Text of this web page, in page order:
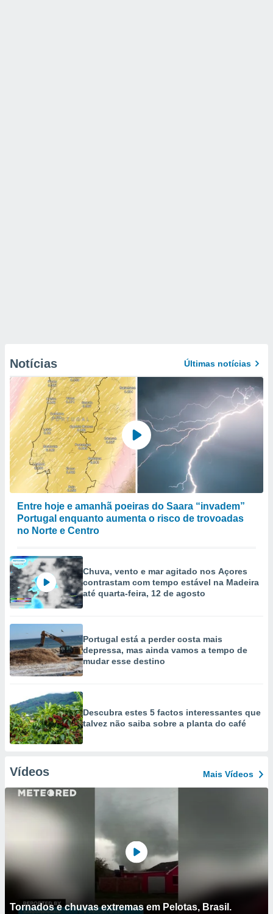
Notícias Últimas notícias
Entre hoje e amanhã poeiras do Saara “invadem”
Portugal enquanto aumenta o risco de trovoadas
no Norte e Centro
Chuva, vento e mar agitado nos Açores
contrastam com tempo estável na Madeira
até quarta-feira, 12 de agosto
Portugal está a perder costa mais
depressa, mas ainda vamos a tempo de
mudar esse destino
Descubra estes 5 factos interessantes que
talvez não saiba sobre a planta do café
Vídeos Mais Vídeos
Tornados e chuvas extremas em Pelotas, Brasil.